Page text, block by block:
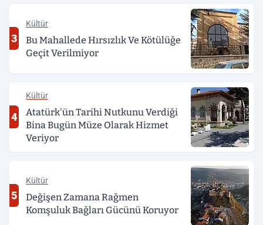
3
Kültür
Bu Mahallede Hırsızlık Ve Kötülüğe
Geçit Verilmiyor
4
Kültür
Atatürk'ün Tarihi Nutkunu Verdiği
Bina Bugün Müze Olarak Hizmet
Veriyor
5
Kültür
Değişen Zamana Rağmen
Komşuluk Bağları Gücünü Koruyor